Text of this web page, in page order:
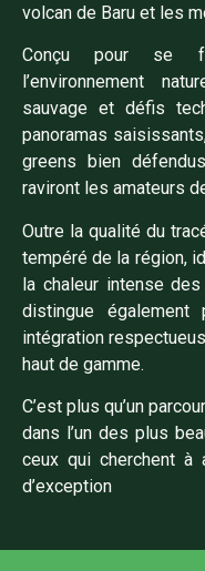
volcan de Baru et les
Conçu pour se
l’environnement
sauvage et défis
panoramas
greens bien
raviront les amateurs
Outre la qualité du
tempéré de la région,
la chaleur intense
distingue
intégration
haut de gamme.
C’est plus qu’un
dans l’un des plus
ceux qui cherchent à
d’exception